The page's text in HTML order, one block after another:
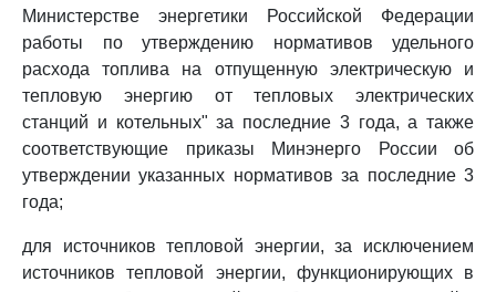
Министерстве энергетики Российской Федерации
работы по утверждению нормативов удельного
расхода топлива на отпущенную электрическую и
тепловую энергию от тепловых электрических
станций и котельных" за последние 3 года, а также
соответствующие приказы Минэнерго России об
утверждении указанных нормативов за последние 3
года;
для источников тепловой энергии, за исключением
источников тепловой энергии, функционирующих в